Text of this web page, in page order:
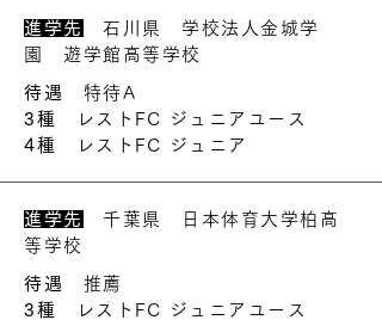
進学先
石川県 学校法人金城学
園 遊学館高等学校
待遇 特待A
3種
レストFC ジュニアユース
4種
レストFC ジュニア
進学先
千葉県 日本体育大学柏高
等学校
待遇 推薦
3種
レストFC ジュニアユース